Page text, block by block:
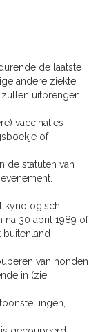
de laatste
andere ziekte
uitbrengen
vaccinaties
of
de statuten van
kynologisch
na 30 april 1989 of
buitenland
van honden
in (zie